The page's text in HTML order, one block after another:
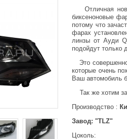
Отличная
биксеноновые
потому что
фарах
линзы от Ауди
подойдут только
Это совершенно
которые очень
Ваш автомобиль
Так же хотим
Производство :
Завод: "TLZ"
Цоколь: